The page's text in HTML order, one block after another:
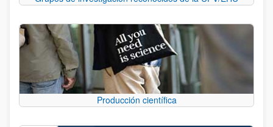
Producción científica